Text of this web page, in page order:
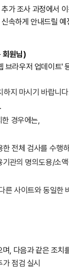
가 조사 과정에서
속하게 안내드릴 예
회원님)
브라우저 업데이트'
지 마시기 바랍니
경우에는,
전체 검사를 수행
관의 명의도용/소
른 사이트와 동일한
, 다음과 같은 조치
점검 실시